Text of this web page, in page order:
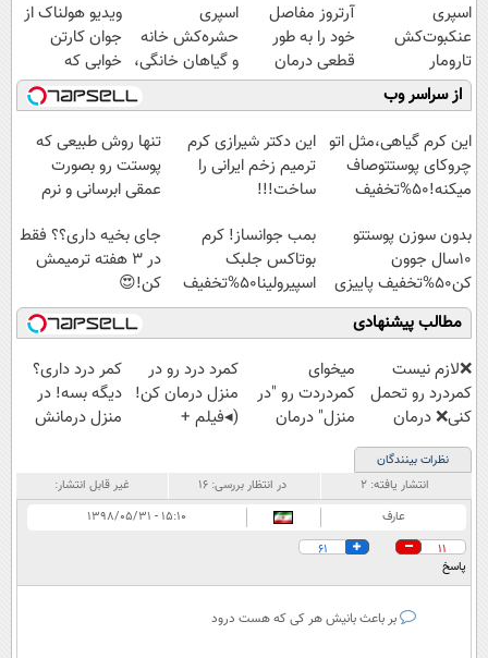
اسپری
عنکبوت‌‌کش
تارومار
ازبین‌برنده انواع
عنکبوت
آرتروز مفاصل
خود را به طور
قطعی درمان
کنید!
◗پرسش‌نامه◖
اسپری
حشره‌کش خانه
و گیاهان خانگی،
نابودکننده انواع
حشرات خانگی و
آفات
ویدیو هولناک از
جوان کارتن
خوابی که
میلیاردر شد.
آموزش رایگان
از سراسر وب
این کرم گیاهی،مثل اتو
چروکای پوستتوصاف
میکنه!50%تخفیف
این دکتر شیرازی کرم
ترمیم زخم ایرانی را
ساخت!!!
تنها روش طبیعی که
پوستت رو بصورت
عمقی ابرسانی و نرم
بدون سوزن پوستتو
10سال جوون
کن50%تخفیف پاییزی
بمب جوانساز! کرم
بوتاکس جلبک
اسپیرولینا50%تخفیف
جای بخیه داری؟؟ فقط
در 3 هفته ترمیمش
کن!😍
مطالب پیشنهادی
❌لازم نیست
کمردرد رو تحمل
کنی❌ درمان
بدون جراحی و
قرص
(پرسشنامه)
میخوای
کمردردت رو "در
منزل" درمان
کمرد درد رو در
منزل درمان کن!
(◂فیلم +
کمر درد داری؟
دیگه بسه! در
منزل درمانش
نظرات بینندگان
انتشار یافته:۲ در انتظار بررسی:۱۶
غیر قابل انتشار:
عارف
۱۵:۱۰ - ۱۳۹۸/۰۵/۳۱
11
61
پاسخ
بر باعث بانیش هر کی که هست درود